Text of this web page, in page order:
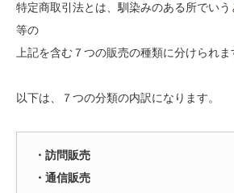
特定商取引法とは、馴染みのある所でいう
等の
上記を含む７つの販売の種類に分けられま
以下は、７つの分類の内訳になります。
・訪問販売
・通信販売